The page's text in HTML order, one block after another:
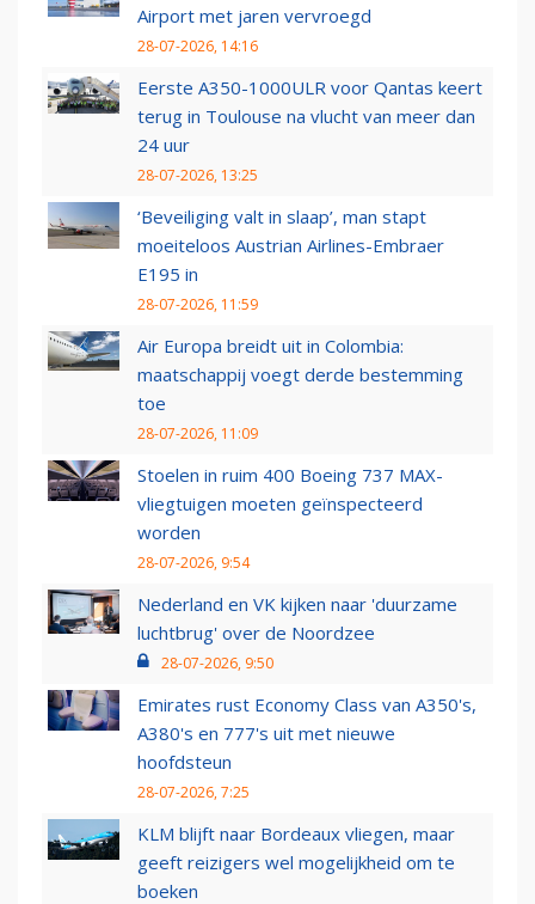
Airport met jaren vervroegd
28-07-2026, 14:16
Eerste A350-1000ULR voor Qantas keert
terug in Toulouse na vlucht van meer dan
24 uur
28-07-2026, 13:25
‘Beveiliging valt in slaap’, man stapt
moeiteloos Austrian Airlines-Embraer
E195 in
28-07-2026, 11:59
Air Europa breidt uit in Colombia:
maatschappij voegt derde bestemming
toe
28-07-2026, 11:09
Stoelen in ruim 400 Boeing 737 MAX-
vliegtuigen moeten geïnspecteerd
worden
28-07-2026, 9:54
Nederland en VK kijken naar 'duurzame
luchtbrug' over de Noordzee
28-07-2026, 9:50
Emirates rust Economy Class van A350's,
A380's en 777's uit met nieuwe
hoofdsteun
28-07-2026, 7:25
KLM blijft naar Bordeaux vliegen, maar
geeft reizigers wel mogelijkheid om te
boeken